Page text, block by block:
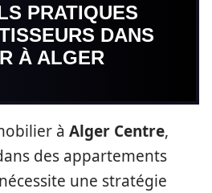
PRATIQUES
DANS
À ALGER
à Alger Centre,
des appartements
une stratégie